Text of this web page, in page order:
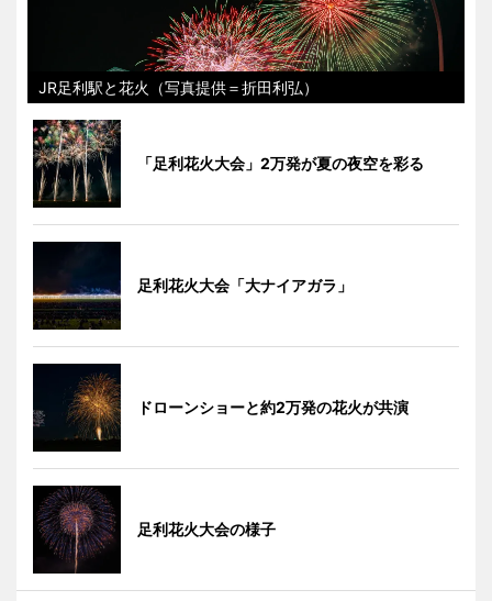
JR足利駅と花火（写真提供＝折田利弘）
「足利花火大会」2万発が夏の夜空を彩る
足利花火大会「大ナイアガラ」
ドローンショーと約2万発の花火が共演
足利花火大会の様子